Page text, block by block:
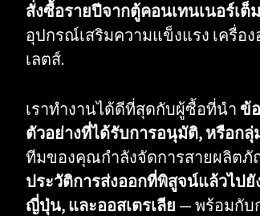
สั่งซื้อรายปีจากตู้คอนเทนเนอร์เต็
อุปกรณ์เสริมความแข็งแรง เครื่
เลตส์.
เราทำงานได้ดีที่สุดกับผู้ซื้อที่นำ ข้
ตัวอย่างที่ได้รับการอนุมัติ, หรือก
ทีมของคุณกำลังจัดการสายผลิต
ประวัติการส่งออกที่พิสูจน์แล้วไป
ญี่ปุ่น, และออสเตรเลีย — พร้อมกับ